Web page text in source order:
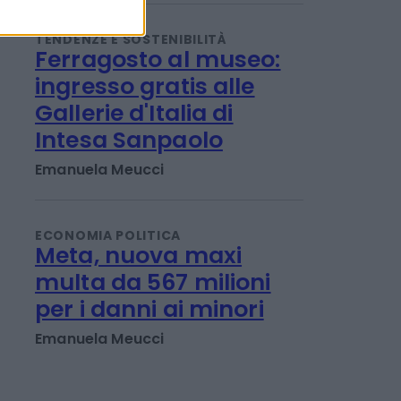
Titta Ferraro
TENDENZE E SOSTENIBILITÀ
Ferragosto al museo:
ingresso gratis alle
Emanuela Meucci
ECONOMIA POLITICA
Meta, nuova maxi